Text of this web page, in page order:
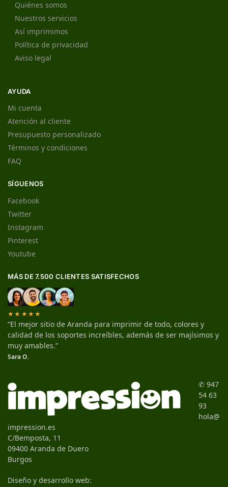
Quiénes somos
Nuestros servicios
Así imprimimos
Política de privacidad
Aviso legal
AYUDA
Mi cuenta
Atención al cliente
Presupuesto personalizado
Términos y condiciones
FAQ
SÍGUENOS
Facebook
Twitter
Instagram
Pinterest
Youtube
MÁS DE 7.500 CLIENTES SATISFECHOS
★★★★★
“El mejor sitio de Aranda para imprimir de todo, colores y
calidad de los soportes increíbles, además de ser majísimos y
muy amables.”
Sara O.
✆ 947
54 63
93
hola@
impression.es
C/Bemposta, 11
09400 Aranda de Duero
Burgos
Diseño y desarrollo web: